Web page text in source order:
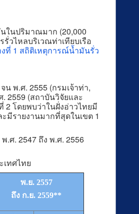
ในปริมาณมาก (20,000
วไหลบริเวณท่าเทียบเรือ
ที่ 1 สถิติเหตุการณ์น้ำมันรั่ว
พ.ศ. 2555 (กรมเจ้าท่า,
2559 (สถาบันวิจัยและ
2 โดยพบว่าในฝั่งอ่าวไทยมี
มีรายงานมากที่สุดในเขต 1
ศ. 2547 ถึง พ.ศ. 2556
ทศไทย
พ.ย. 2557
ถึง ก.ย. 2559**